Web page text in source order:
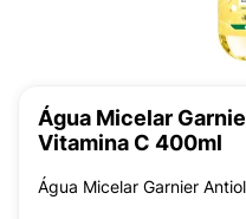
Água Micelar
Vitamina C 400ml
Água Micelar Garnier